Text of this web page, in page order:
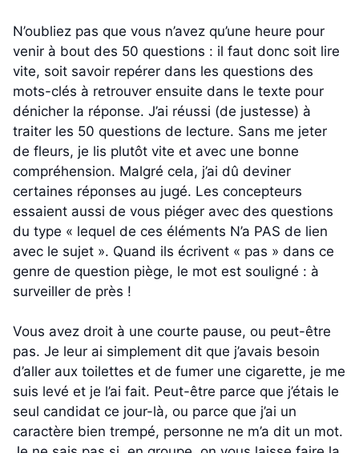
N’oubliez pas que vous n’avez qu’une heure pour
venir à bout des 50 questions : il faut donc soit lire
vite, soit savoir repérer dans les questions des
mots-clés à retrouver ensuite dans le texte pour
dénicher la réponse. J’ai réussi (de justesse) à
traiter les 50 questions de lecture. Sans me jeter
de fleurs, je lis plutôt vite et avec une bonne
compréhension. Malgré cela, j’ai dû deviner
certaines réponses au jugé. Les concepteurs
essaient aussi de vous piéger avec des questions
du type « lequel de ces éléments N’a PAS de lien
avec le sujet ». Quand ils écrivent « pas » dans ce
genre de question piège, le mot est souligné : à
surveiller de près !
Vous avez droit à une courte pause, ou peut-être
pas. Je leur ai simplement dit que j’avais besoin
d’aller aux toilettes et de fumer une cigarette, je me
suis levé et je l’ai fait. Peut-être parce que j’étais le
seul candidat ce jour-là, ou parce que j’ai un
caractère bien trempé, personne ne m’a dit un mot.